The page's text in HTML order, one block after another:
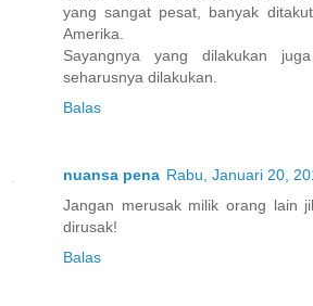
yang sangat pesat, banyak
Amerika.
Sayangnya yang dilakukan
seharusnya dilakukan.
Balas
nuansa pena Rabu, Januari 20,
Jangan merusak milik orang lain
dirusak!
Balas